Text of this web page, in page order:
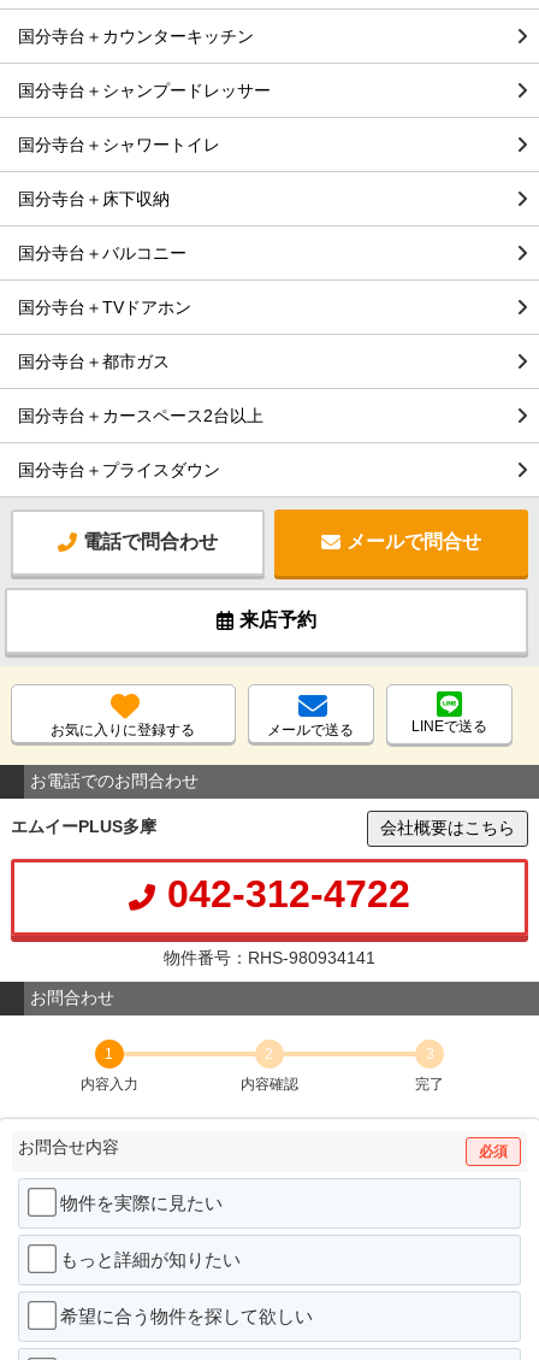
国分寺台＋カウンターキッチン
国分寺台＋シャンプードレッサー
国分寺台＋シャワートイレ
国分寺台＋床下収納
国分寺台＋バルコニー
国分寺台＋TVドアホン
国分寺台＋都市ガス
国分寺台＋カースペース2台以上
国分寺台＋プライスダウン
電話で問合わせ メールで問合せ
来店予約
お気に入りに登録する メールで送る LINEで送る
お電話でのお問合わせ
エムイーPLUS多摩 会社概要はこちら
042-312-4722
物件番号：RHS-980934141
お問合わせ
1
内容入力
2
内容確認
3
完了
お問合せ内容 必須
物件を実際に見たい
もっと詳細が知りたい
希望に合う物件を探して欲しい